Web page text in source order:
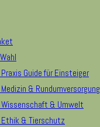
Guide für Einsteiger
& Rundumversorgung
& Umwelt
& Tierschutz